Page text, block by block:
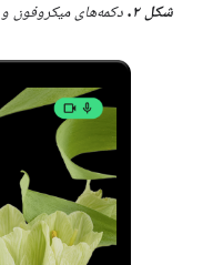
شکل ۲. دکمه‌های میکروفون